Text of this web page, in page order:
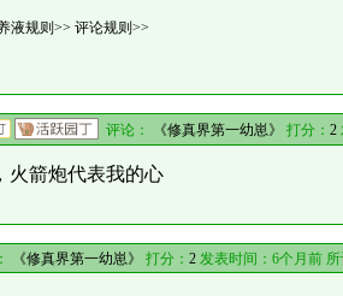
液规则>> 评论规则>>
评论： 《修真界第一幼崽》 打分： 2
火箭炮代表我的心
《修真界第一幼崽》 打分： 2 发表时间：6个月前